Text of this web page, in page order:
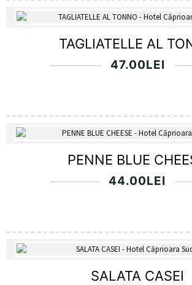
TAGLIATELLE AL
47.00LEI
PENNE BLUE
44.00LEI
SALATA CASEI